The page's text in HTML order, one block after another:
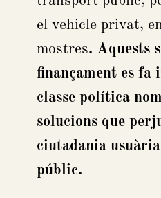
el vehicle privat,
mostres. Aquests
finançament es fa
classe política
solucions que
ciutadania
públic.